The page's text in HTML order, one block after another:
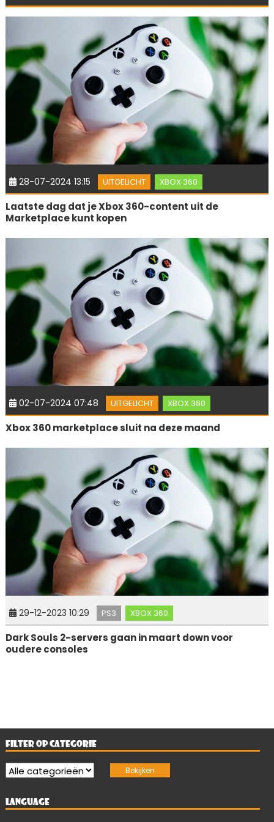
28-07-2024 13:15 UITGELICHT XBOX 360
Laatste dag dat je Xbox 360-content uit de
Marketplace kunt kopen
02-07-2024 07:48 UITGELICHT XBOX 360
Xbox 360 marketplace sluit na deze maand
29-12-2023 10:29 PS3 XBOX 360
Dark Souls 2-servers gaan in maart down voor
oudere consoles
FILTER OP CATEGORIE
LANGUAGE